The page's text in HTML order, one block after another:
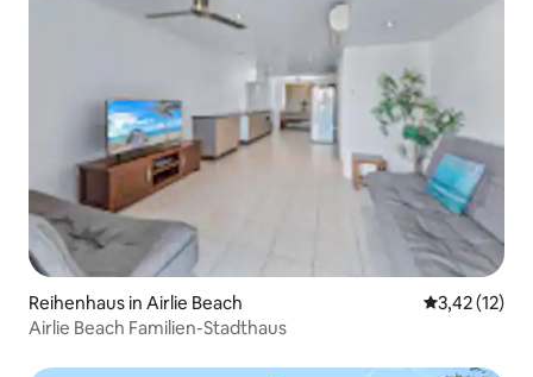
Reihenhaus in Airlie Beach
3,42 (12)
Airlie Beach Familien-Stadthaus